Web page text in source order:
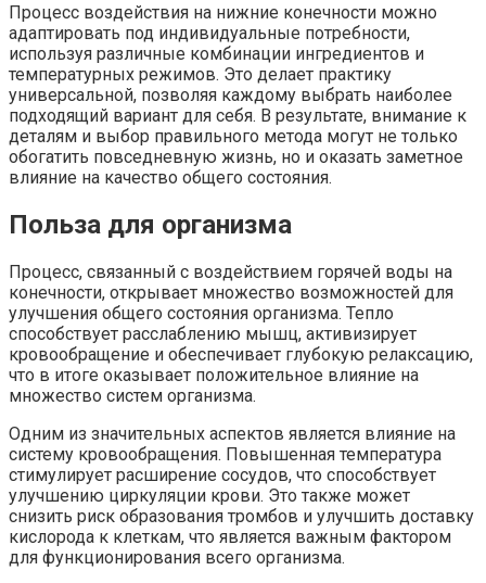
Процесс воздействия на нижние конечности можно
адаптировать под индивидуальные потребности,
используя различные комбинации ингредиентов и
температурных режимов. Это делает практику
универсальной, позволяя каждому выбрать наиболее
подходящий вариант для себя. В результате, внимание к
деталям и выбор правильного метода могут не только
обогатить повседневную жизнь, но и оказать заметное
влияние на качество общего состояния.
Польза для организма
Процесс, связанный с воздействием горячей воды на
конечности, открывает множество возможностей для
улучшения общего состояния организма. Тепло
способствует расслаблению мышц, активизирует
кровообращение и обеспечивает глубокую релаксацию,
что в итоге оказывает положительное влияние на
множество систем организма.
Одним из значительных аспектов является влияние на
систему кровообращения. Повышенная температура
стимулирует расширение сосудов, что способствует
улучшению циркуляции крови. Это также может
снизить риск образования тромбов и улучшить доставку
кислорода к клеткам, что является важным фактором
для функционирования всего организма.